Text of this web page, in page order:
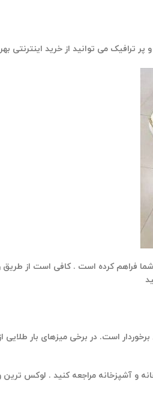
شما فراهم کرده است . کافی است از
است. در برخی میزهای بار طلایی
و آشپزخانه مراجعه کنید . لوکس ترین